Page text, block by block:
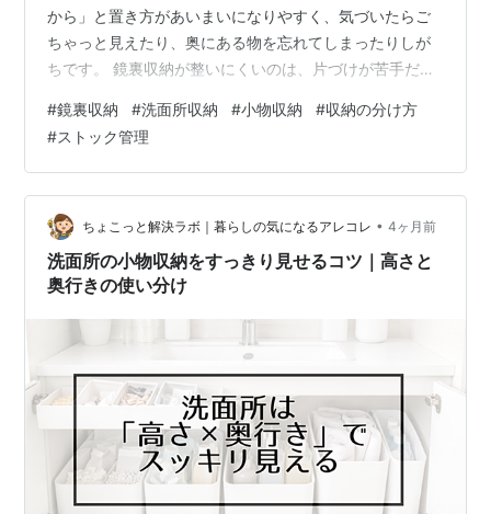
から」と置き方があいまいになりやすく、気づいたらご
ちゃっと見えたり、奥にある物を忘れてしまったりしが
ちです。 鏡裏収納が整いにくいのは、片づけが苦手だか
っていないために、毎日の出し入れで少しずつ崩れてい
くんですね。 この記事では、鏡裏収納をラクに整えるた
めに、「手前＝毎日使う」「奥＝ストック」の考え方を
軸にして、分け方・置き方・整える手順・崩れたときの
見直し方まで順番にまとめます。今日からすぐ試せる形
にしているので、鏡裏が使いづらいと感じる方…
#鏡裏収納 #洗面所収納 #小物収納 #収納の分け方
#ストック管理
ちょこっと解決ラボ｜暮らしの気になるアレコレ • 4ヶ月前
洗面所の小物収納をすっきり見せるコツ｜高さと
奥行きの使い分け